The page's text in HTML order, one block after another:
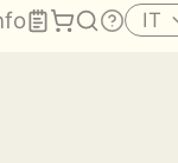
IT